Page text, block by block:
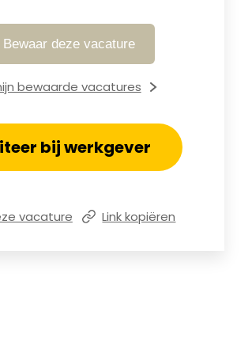
Bewaar deze vacature
bewaarde vacatures
bij werkgever
vacature Link kopiëren